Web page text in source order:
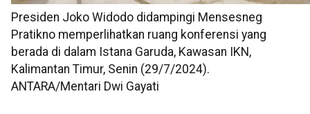
Presiden Joko Widodo didampingi Mensesneg
Pratikno memperlihatkan ruang konferensi yang
berada di dalam Istana Garuda, Kawasan IKN,
Kalimantan Timur, Senin (29/7/2024).
ANTARA/Mentari Dwi Gayati